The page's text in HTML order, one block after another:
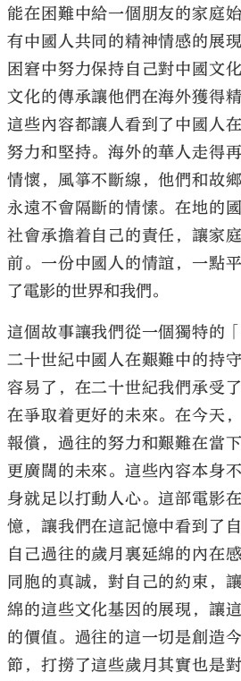
能在困難中給一個朋友的家庭
有中國人共同的精神情感的展
困窘中努力保持自己對中國文
文化的傳承讓他們在海外獲得
這些內容都讓人看到了中國人
努力和堅持。海外的華人走得
情懷，風箏不斷線，他們和故
永遠不會隔斷的情愫。在地的
社會承擔着自己的責任，讓家
前。一份中國人的情誼，一點
了電影的世界和我們。
這個故事讓我們從一個獨特的
二十世紀中國人在艱難中的持
容易了，在二十世紀我們承受
在爭取着更好的未來。在今天
報償，過往的努力和艱難在當
更廣闊的未來。這些內容本身
身就足以打動人心。這部電影
憶，讓我們在這記憶中看到了
自己過往的歲月裏延綿的內在
同胞的真誠，對自己的約束，
綿的這些文化基因的展現，讓
的價值。過往的這一切是創造
節，打撈了這些歲月其實也是